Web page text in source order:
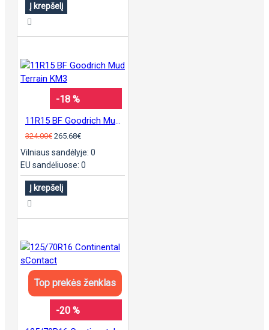
Į krepšelį
-18 %
324.00€ 265.68€
Vilniaus sandėlyje: 0
EU sandėliuose: 0
Į krepšelį
Top prekės ženklas
-20 %